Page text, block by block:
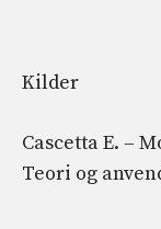
Kilder
Cascetta E. –
Teori og